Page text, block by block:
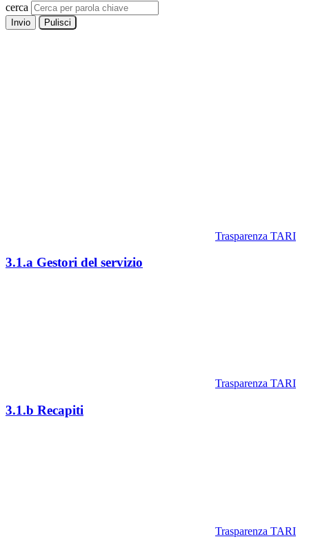
cerca
Invio Pulisci
Trasparenza TARI
3.1.a Gestori del servizio
Trasparenza TARI
3.1.b Recapiti
Trasparenza TARI